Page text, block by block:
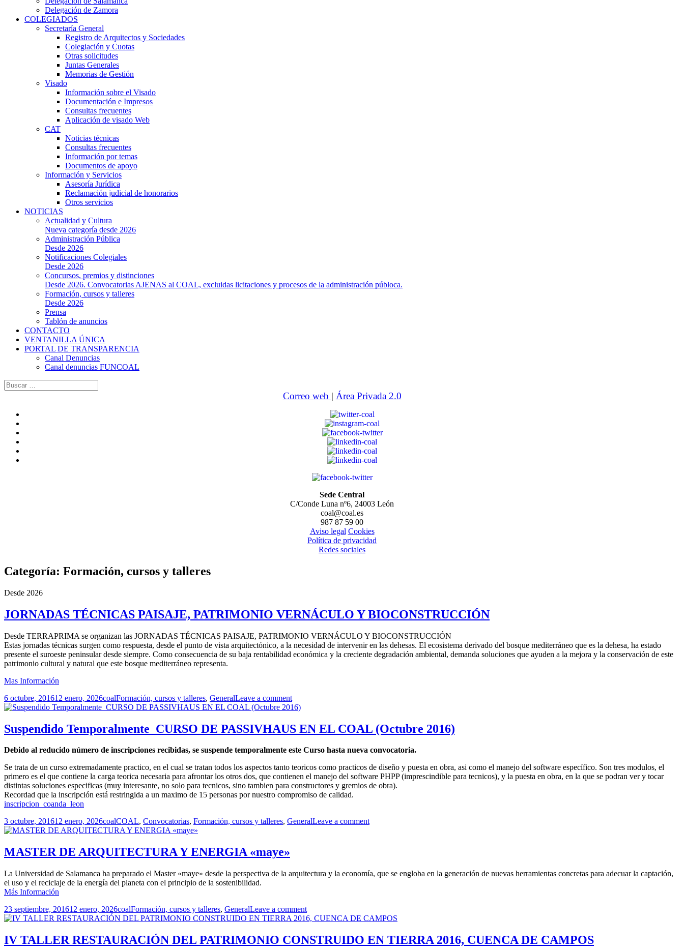
Delegación de Zamora
COLEGIADOS
Secretaría General
Registro de Arquitectos y Sociedades
Colegiación y Cuotas
Otras solicitudes
Juntas Generales
Memorias de Gestión
Visado
Información sobre el Visado
Documentación e Impresos
Consultas frecuentes
Aplicación de visado Web
CAT
Noticias técnicas
Consultas frecuentes
Información por temas
Documentos de apoyo
Información y Servicios
Asesoría Jurídica
Reclamación judicial de honorarios
Otros servicios
NOTICIAS
Actualidad y Cultura
Nueva categoría desde 2026
Administración Pública
Desde 2026
Notificaciones Colegiales
Desde 2026
Concursos, premios y distinciones
Desde 2026. Convocatorias AJENAS al COAL, excluidas licitaciones y procesos de la administración públoca.
Formación, cursos y talleres
Desde 2026
Prensa
Tablón de anuncios
CONTACTO
VENTANILLA ÚNICA
PORTAL DE TRANSPARENCIA
Canal Denuncias
Canal denuncias FUNCOAL
Buscar:
Correo web | Área Privada 2.0
Sede Central
C/Conde Luna nº6, 24003 León
coal@coal.es
987 87 59 00
Aviso legal Cookies
Política de privacidad
Redes sociales
Categoría: Formación, cursos y talleres
Desde 2026
JORNADAS TÉCNICAS PAISAJE, PATRIMONIO VERNÁCULO Y BIOCONSTRUCCIÓN
Desde TERRAPRIMA se organizan las JORNADAS TÉCNICAS PAISAJE, PATRIMONIO VERNÁCULO Y BIOCONSTRUCCIÓN
Estas jornadas técnicas surgen como respuesta, desde el punto de vista arquitectónico, a la necesidad de intervenir en las dehesas. El ecosistema derivado del bosque mediterráneo que es la dehesa, ha estado
presente el suroeste peninsular desde siempre. Como consecuencia de su baja rentabilidad económica y la creciente degradación ambiental, demanda soluciones que ayuden a la mejora y la conservación de este
patrimonio cultural y natural que este bosque mediterráneo representa.
Mas Información
Publicado
el
6 octubre, 201612 enero, 2026Autor
coalCategorías
Formación, cursos y talleres, GeneralLeave a comment
Suspendido Temporalmente_CURSO DE PASSIVHAUS EN EL COAL (Octubre 2016)
Debido al reducido número de inscripciones recibidas, se suspende temporalmente este Curso hasta nueva convocatoria.
Se trata de un curso extremadamente practico, en el cual se tratan todos los aspectos tanto teoricos como practicos de diseño y puesta en obra, asi como el manejo del software específico. Son tres modulos, el
primero es el que contiene la carga teorica necesaria para afrontar los otros dos, que contienen el manejo del software PHPP (imprescindible para tecnicos), y la puesta en obra, en la que se podran ver y tocar
distintas soluciones especificas (muy interesante, no solo para tecnicos, sino tambien para constructores y gremios de obra).
Recordad que la inscripción está restringida a un maximo de 15 personas por nuestro compromiso de calidad.
inscripcion_coanda_leon
Publicado
el
3 octubre, 201612 enero, 2026Autor
coalCategorías
COAL, Convocatorias, Formación, cursos y talleres, GeneralLeave a comment
MASTER DE ARQUITECTURA Y ENERGIA «maye»
La Universidad de Salamanca ha preparado el Master «maye» desde la perspectiva de la arquitectura y la economía, que se engloba en la generación de nuevas herramientas concretas para adecuar la captación,
el uso y el reciclaje de la energía del planeta con el principio de la sostenibilidad.
Más Información
Publicado
el
23 septiembre, 201612 enero, 2026Autor
coalCategorías
Formación, cursos y talleres, GeneralLeave a comment
IV TALLER RESTAURACIÓN DEL PATRIMONIO CONSTRUIDO EN TIERRA 2016, CUENCA DE CAMPOS